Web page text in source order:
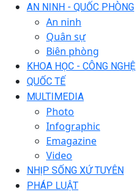
AN NINH - QUỐC PHÒNG
An ninh
Quân sự
Biên phòng
KHOA HỌC - CÔNG NGHỆ
QUỐC TẾ
MULTIMEDIA
Photo
Infographic
Emagazine
Video
NHỊP SỐNG XỨ TUYÊN
PHÁP LUẬT